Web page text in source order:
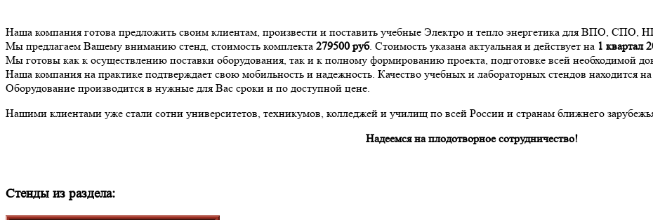
Наша компания готова предложить своим клиентам, произвести и поставить учебные Электро и тепло энергетика для ВПО, СПО,
Мы предлагаем Вашему вниманию стенд, стоимость комплекта 279500 руб. Стоимость указана актуальная и действует на 1 квартал
Мы готовы как к осуществлению поставки оборудования, так и к полному формированию проекта, подготовке всей необходимой
Наша компания на практике подтверждает свою мобильность и надежность. Качество учебных и лабораторных стендов находится
Оборудование производится в нужные для Вас сроки и по доступной цене.
Нашими клиентами уже стали сотни университетов, техникумов, колледжей и училищ по всей России и странам ближнего
Надеемся на плодотворное сотрудничество!
Стенды из раздела: